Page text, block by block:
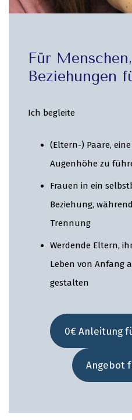
Für
Beziehungen
Ich begleite
(Eltern-) Paare,
Augenhöhe zu
Frauen in ein
Beziehung,
Trennung
Werdende Eltern,
Leben von Anfang
gestalten
0€ Anleitung
Angebot